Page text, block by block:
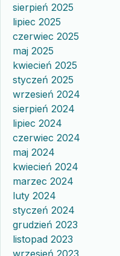
sierpień 2025
lipiec 2025
czerwiec 2025
maj 2025
kwiecień 2025
styczeń 2025
wrzesień 2024
sierpień 2024
lipiec 2024
czerwiec 2024
maj 2024
kwiecień 2024
marzec 2024
luty 2024
styczeń 2024
grudzień 2023
listopad 2023
wrzesień 2023